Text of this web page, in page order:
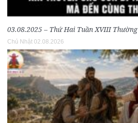
03.08.2025 – Thứ Hai Tuần XVIII
Chủ Nhật 02.08.2026